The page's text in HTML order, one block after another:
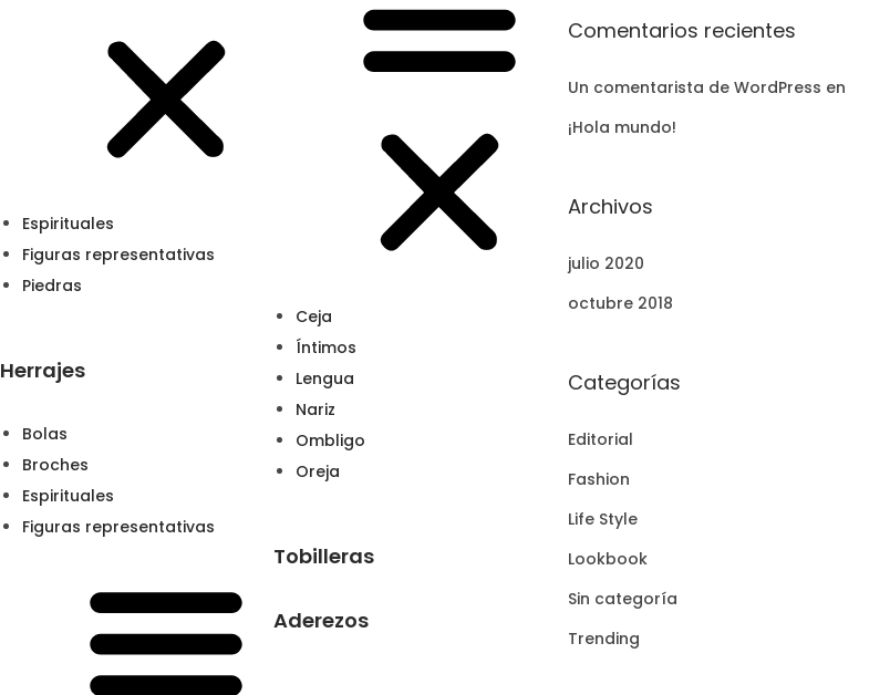
Espirituales
Figuras representativas
Piedras
Herrajes
Bolas
Broches
Espirituales
Figuras representativas
Ceja
Íntimos
Lengua
Nariz
Ombligo
Oreja
Tobilleras
Aderezos
Comentarios recientes
Un comentarista de WordPress en
¡Hola mundo!
Archivos
julio 2020
octubre 2018
Categorías
Editorial
Fashion
Life Style
Lookbook
Sin categoría
Trending